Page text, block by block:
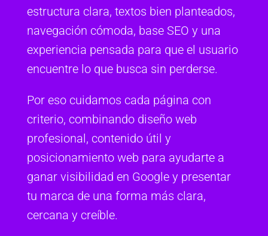
estructura clara, textos bien planteados,
navegación cómoda, base SEO y una
experiencia pensada para que el usuario
encuentre lo que busca sin perderse.
Por eso cuidamos cada página con
criterio, combinando diseño web
profesional, contenido útil y
posicionamiento web para ayudarte a
ganar visibilidad en Google y presentar
tu marca de una forma más clara,
cercana y creíble.